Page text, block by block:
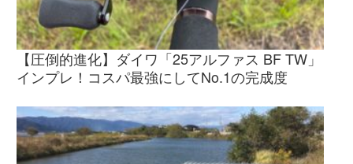
【圧倒的進化】ダイワ「25アルファス BF TW」
インプレ！コスパ最強にしてNo.1の完成度